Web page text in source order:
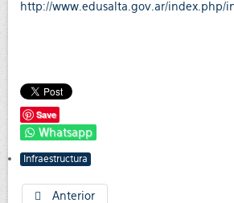
http://www.edusalta.gov.ar/index.php/
Save
Whatsapp
Infraestructura
Anterior